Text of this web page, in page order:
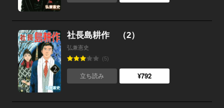
社長島耕作 （2）
弘兼憲史
(5)
立ち読み ¥792